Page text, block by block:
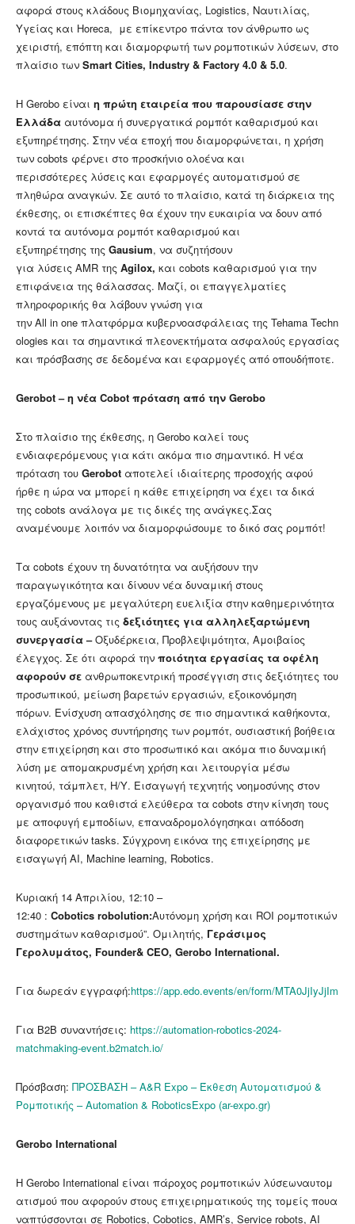
αφορά στους κλάδους Βιομηχανίας, Logistics, Ναυτιλίας,
Υγείας και Horeca, με επίκεντρο πάντα τον άνθρωπο ως
χειριστή, επόπτη και διαμορφωτή των ρομποτικών λύσεων, στο
πλαίσιο των Smart Cities, Industry & Factory 4.0 & 5.0.
H Gerobo είναι η πρώτη εταιρεία που παρουσίασε στην
Ελλάδα αυτόνομα ή συνεργατικά ρομπότ καθαρισμού και
εξυπηρέτησης. Στην νέα εποχή που διαμορφώνεται, η χρήση
των cobots φέρνει στο προσκήνιο ολοένα και
περισσότερες λύσεις και εφαρμογές αυτοματισμού σε
πληθώρα αναγκών. Σε αυτό το πλαίσιο, κατά τη διάρκεια της
έκθεσης, οι επισκέπτες θα έχουν την ευκαιρία να δουν από
κοντά τα αυτόνομα ρομπότ καθαρισμού και
εξυπηρέτησης της Gausium, να συζητήσουν
για λύσεις AMR της Agilox, και cobots καθαρισμού για την
επιφάνεια της θάλασσας. Μαζί, οι επαγγελματίες
πληροφορικής θα λάβουν γνώση για
την All in one πλατφόρμα κυβερνοασφάλειας της Tehama Techn
ologies και τα σημαντικά πλεονεκτήματα ασφαλούς εργασίας
και πρόσβασης σε δεδομένα και εφαρμογές από οπουδήποτε.
Gerobot– η νέα Cobot πρόταση από την Gerobo
Στο πλαίσιο της έκθεσης, η Gerobo καλεί τους
ενδιαφερόμενους για κάτι ακόμα πιο σημαντικό. H νέα
πρόταση του Gerobot αποτελεί ιδιαίτερης προσοχής αφού
ήρθε η ώρα να μπορεί η κάθε επιχείρηση να έχει τα δικά
της cobots ανάλογα με τις δικές της ανάγκες.Σας
αναμένουμε λοιπόν να διαμορφώσουμε το δικό σας ρομπότ!
Τα cobots έχουν τη δυνατότητα να αυξήσουν την
παραγωγικότητα και δίνουν νέα δυναμική στους
εργαζόμενους με μεγαλύτερη ευελιξία στην καθημερινότητα
τους αυξάνοντας τις δεξιότητες για αλληλεξαρτώμενη
συνεργασία –Οξυδέρκεια, Προβλεψιμότητα, Αμοιβαίος
έλεγχος. Σε ότι αφορά την ποιότητα εργασίας τα οφέλη
αφορούν σε ανθρωποκεντρική προσέγγιση στις δεξιότητες του
προσωπικού, μείωση βαρετών εργασιών, εξοικονόμηση
πόρων. Ενίσχυση απασχόλησης σε πιο σημαντικά καθήκοντα,
ελάχιστος χρόνος συντήρησης των ρομπότ, ουσιαστική βοήθεια
στην επιχείρηση και στο προσωπικό και ακόμα πιο δυναμική
λύση με απομακρυσμένη χρήση και λειτουργία μέσω
κινητού, τάμπλετ, Η/Υ. Εισαγωγή τεχνητής νοημοσύνης στον
οργανισμό που καθιστά ελεύθερα τα cobots στην κίνηση τους
με αποφυγή εμποδίων, επαναδρομολόγησηκαι απόδοση
διαφορετικών tasks. Σύγχρονη εικόνα της επιχείρησης με
εισαγωγή AI, Machine learning, Robotics.
Κυριακή 14 Απριλίου, 12:10 –
12:40 : Cobotics robolution:Αυτόνομη χρήση και ROI ρομποτικών
συστημάτων καθαρισμού”. Ομιλητής, Γεράσιμος
Γερολυμάτος, Founder& CEO, Gerobo International.
Για δωρεάν εγγραφή:https://app.edo.events/en/form/MTA0JjIyJjIm
Για Β2Β συναντήσεις: https://automation-robotics-2024-
matchmaking-event.b2match.io/
Πρόσβαση: ΠΡΟΣΒΑΣΗ – A&R Expo – Έκθεση Αυτοματισμού &
Ρομποτικής – Automation & RoboticsExpo (ar-expo.gr)
Gerobo International
Η Gerobo International είναι πάροχος ρομποτικών λύσεωναυτομ
ατισμού που αφορούν στους επιχειρηματικούς της τομείς πουα
ναπτύσσονται σε Robotics, Cobotics, AMR’s, Service robots, AI